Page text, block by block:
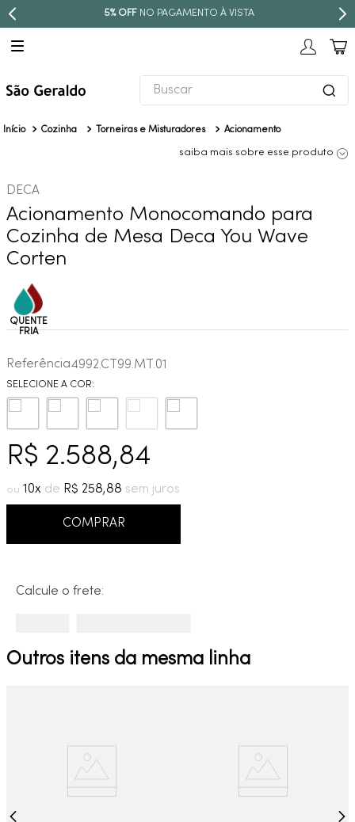
5% OFF NO PAGAMENTO À VISTA
Buscar
Cozinha Torneiras e Misturadores Acionamento
saiba mais sobre esse produto
DECA
Acionamento Monocomando para
Cozinha de Mesa Deca You Wave
Corten
Referência4992.CT99.MT.01
R$ 2.588,84
10 R$ 258,88
COMPRAR
Calcule o frete:
Outros itens da mesma linha
TERMOS MAIS BUSCADOS
4º
atlas
5º
black matte
6º
7º
9º
cobre escovado
10º grafite escovado